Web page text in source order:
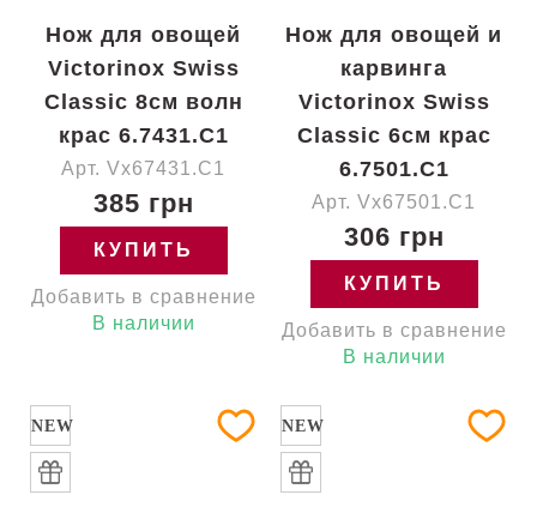
Нож для овощей
Victorinox Swiss
Classic 8см волн
крас 6.7431.C1
Арт. Vx67431.C1
385 грн
КУПИТЬ
Добавить в сравнение
В наличии
Нож для овощей и
карвинга
Victorinox Swiss
Classic 6см крас
6.7501.C1
Арт. Vx67501.C1
306 грн
КУПИТЬ
Добавить в сравнение
В наличии
NEW NEW